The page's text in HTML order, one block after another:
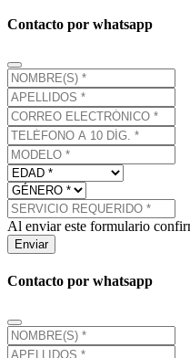
Contacto por whatsapp
Al enviar este formulario
Enviar
Contacto por whatsapp